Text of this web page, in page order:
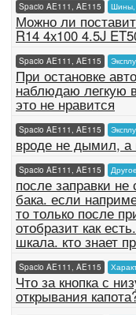
Spacio AE111, AE115 Шины,
Можно ли
R14 4x100 4.5J
Spacio AE111, AE115
При остановке
наблюдаю легкую
это не нравится
Spacio AE111, AE115
вроде не дымил, а
Spacio AE111, AE115 Другое
после заправки не
бака. если
то только после
отобразит как
шкала. кто знает
Spacio AE111, AE115
Что за кнопка с
открывания